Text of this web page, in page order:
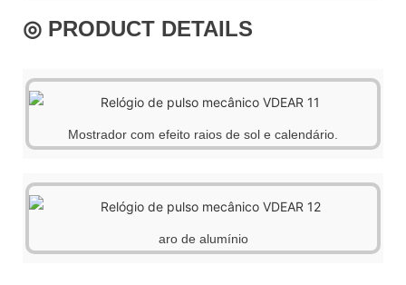
◎ PRODUCT DETAILS
Mostrador com efeito raios de sol e calendário.
aro de alumínio